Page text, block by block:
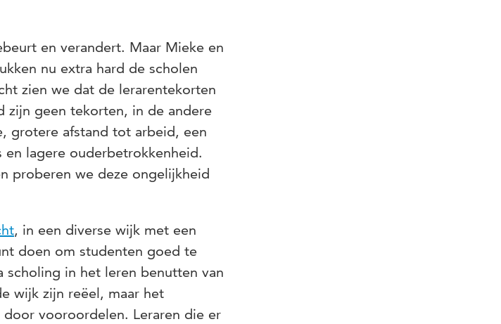
en verandert. Maar Mieke en
nu extra hard de scholen
zien we dat de lerarentekorten
zijn geen tekorten, in de andere
grotere afstand tot arbeid, een
lagere ouderbetrokkenheid.
proberen we deze ongelijkheid
, in een diverse wijk met een
doen om studenten goed te
in het leren benutten van
wijk zijn reëel, maar het
vooroordelen. Leraren die er